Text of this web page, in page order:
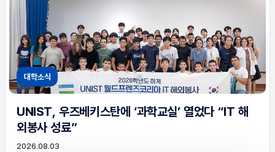
대학소식
UNIST, 우즈베키스탄에 ‘과학교실’ 열었다 “IT 해
외봉사 성료”
2026.08.03